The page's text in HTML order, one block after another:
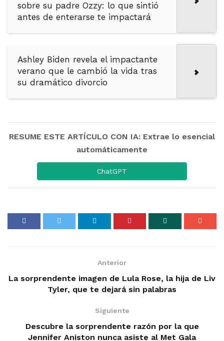
sobre su padre Ozzy: lo que sintió
antes de enterarse te impactará
Ashley Biden revela el impactante
verano que le cambió la vida tras
su dramático divorcio
RESUME ESTE ARTÍCULO CON IA: Extrae lo esencial
automáticamente
ChatGPT
Anterior
La sorprendente imagen de Lula Rose, la hija de Liv
Tyler, que te dejará sin palabras
Siguiente
Descubre la sorprendente razón por la que
Jennifer Aniston nunca asiste al Met Gala